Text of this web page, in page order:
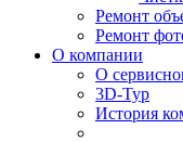
Ремонт
Ремонт
О компании
О
3D-Тур
История